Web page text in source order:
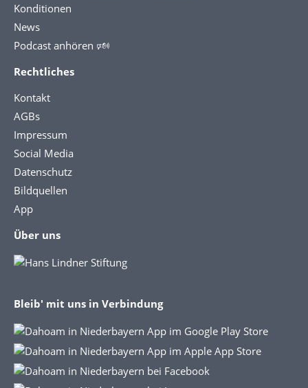
Konditionen
News
Podcast anhören 🕬
Rechtliches
Kontakt
AGBs
Impressum
Social Media
Datenschutz
Bildquellen
App
Über uns
Bleib' mit uns in Verbindung